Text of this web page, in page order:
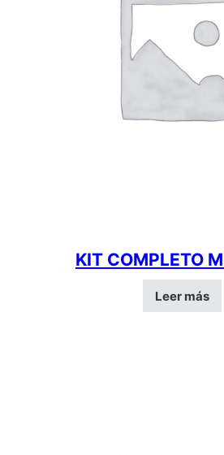
KIT COMPLETO
Leer más